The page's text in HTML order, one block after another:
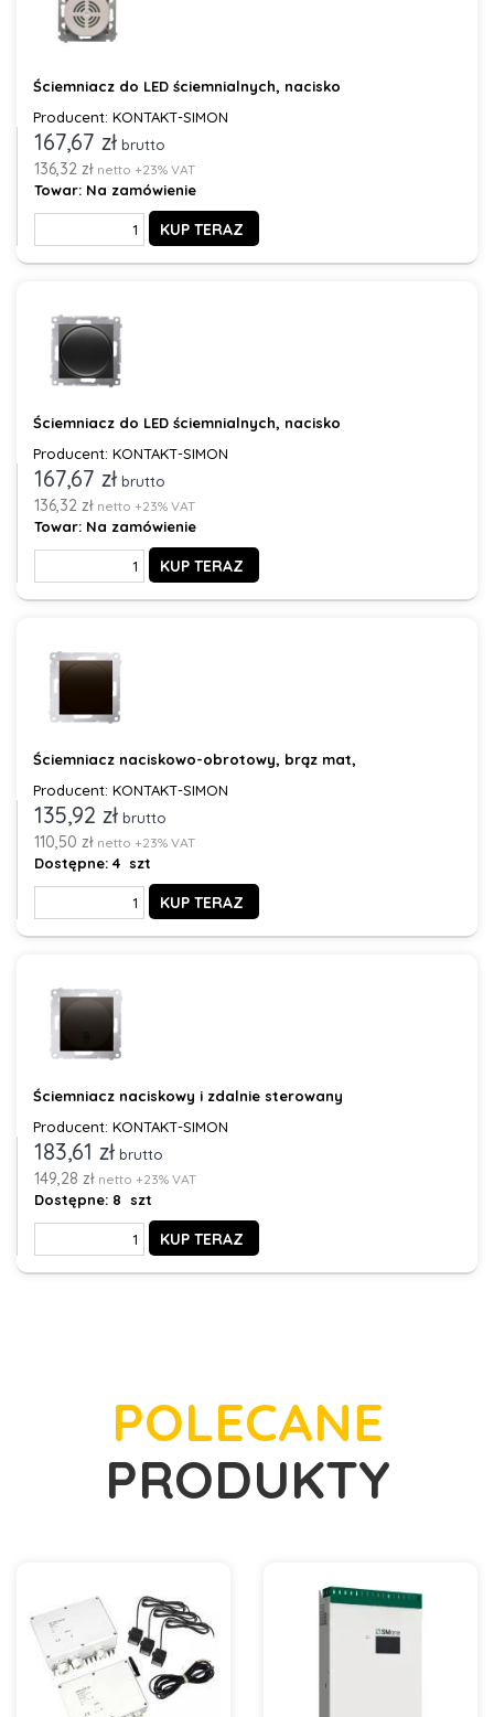
Ściemniacz do LED ściemnialnych, nacisko
Producent: KONTAKT-SIMON
167,67 zł brutto
136,32 zł netto +23% VAT
Towar: Na zamówienie
KUP TERAZ
Ściemniacz do LED ściemnialnych, nacisko
Producent: KONTAKT-SIMON
167,67 zł brutto
136,32 zł netto +23% VAT
Towar: Na zamówienie
KUP TERAZ
Ściemniacz naciskowo-obrotowy, brąz mat,
Producent: KONTAKT-SIMON
135,92 zł brutto
110,50 zł netto +23% VAT
Dostępne: 4 szt
KUP TERAZ
Ściemniacz naciskowy i zdalnie sterowany
Producent: KONTAKT-SIMON
183,61 zł brutto
149,28 zł netto +23% VAT
Dostępne: 8 szt
KUP TERAZ
POLECANE
PRODUKTY